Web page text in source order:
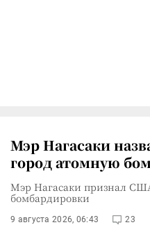
Мэр Нагасаки
город атомную
Мэр Нагасаки признал
бомбардировки
9 августа 2026, 06:43 23